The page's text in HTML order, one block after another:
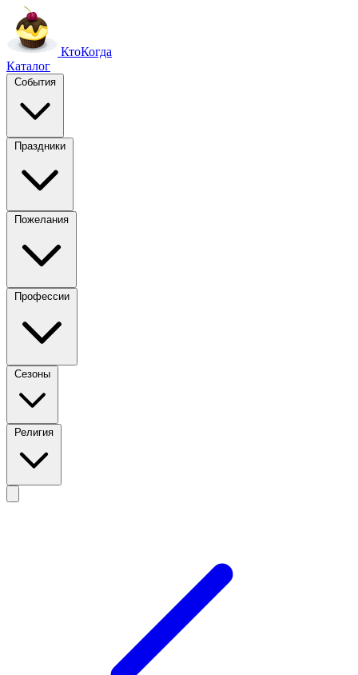
КтоКогда
Каталог
События
Праздники
Пожелания
Профессии
Сезоны
Религия